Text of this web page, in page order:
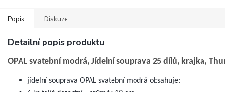
Popis Diskuze
Detailní popis produktu
OPAL svatební modrá, Jídelní souprava 25 dílů, krajka,
jídelní souprava OPAL svatební modrá obsahuje: